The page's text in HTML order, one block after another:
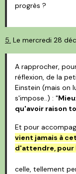
progrès ?
5. Le mercredi 28
A rapprocher,
réflexion, de la
Einstein (mais on
s'impose..) : "
qu'avoir raison
Et pour
vient jamais à
d'attendre, pour
celle, tellement